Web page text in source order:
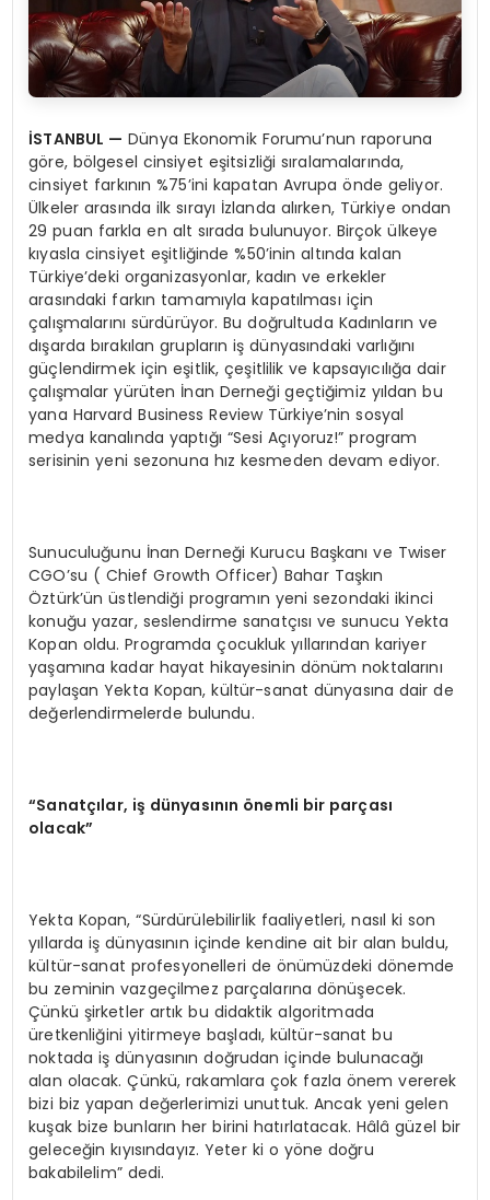
İSTANBUL — Dünya Ekonomik Forumu’nun raporuna
göre, bölgesel cinsiyet eşitsizliği sıralamalarında,
cinsiyet farkının %75’ini kapatan Avrupa önde geliyor.
Ülkeler arasında ilk sırayı İzlanda alırken, Türkiye ondan
29 puan farkla en alt sırada bulunuyor. Birçok ülkeye
kıyasla cinsiyet eşitliğinde %50’inin altında kalan
Türkiye’deki organizasyonlar, kadın ve erkekler
arasındaki farkın tamamıyla kapatılması için
çalışmalarını sürdürüyor. Bu doğrultuda Kadınların ve
dışarda bırakılan grupların iş dünyasındaki varlığını
güçlendirmek için eşitlik, çeşitlilik ve kapsayıcılığa dair
çalışmalar yürüten İnan Derneği geçtiğimiz yıldan bu
yana Harvard Business Review Türkiye’nin sosyal
medya kanalında yaptığı “Sesi Açıyoruz!” program
serisinin yeni sezonuna hız kesmeden devam ediyor.
Sunuculuğunu İnan Derneği Kurucu Başkanı ve Twiser
CGO’su ( Chief Growth Officer) Bahar Taşkın
Öztürk’ün üstlendiği programın yeni sezondaki ikinci
konuğu yazar, seslendirme sanatçısı ve sunucu Yekta
Kopan oldu. Programda çocukluk yıllarından kariyer
yaşamına kadar hayat hikayesinin dönüm noktalarını
paylaşan Yekta Kopan, kültür-sanat dünyasına dair de
değerlendirmelerde bulundu.
“Sanatçılar, iş dünyasının önemli bir parçası
olacak”
Yekta Kopan, “Sürdürülebilirlik faaliyetleri, nasıl ki son
yıllarda iş dünyasının içinde kendine ait bir alan buldu,
kültür-sanat profesyonelleri de önümüzdeki dönemde
bu zeminin vazgeçilmez parçalarına dönüşecek.
Çünkü şirketler artık bu didaktik algoritmada
üretkenliğini yitirmeye başladı, kültür-sanat bu
noktada iş dünyasının doğrudan içinde bulunacağı
alan olacak. Çünkü, rakamlara çok fazla önem vererek
bizi biz yapan değerlerimizi unuttuk. Ancak yeni gelen
kuşak bize bunların her birini hatırlatacak. Hâlâ güzel bir
geleceğin kıyısındayız. Yeter ki o yöne doğru
bakabilelim” dedi.